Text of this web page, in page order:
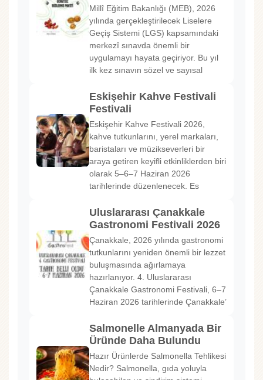
Millî Eğitim Bakanlığı (MEB), 2026
yılında gerçekleştirilecek Liselere
Geçiş Sistemi (LGS) kapsamındaki
merkezî sınavda önemli bir
uygulamayı hayata geçiriyor. Bu yıl
ilk kez sınavın sözel ve sayısal
Eskişehir Kahve Festivali
Festivali
Eskişehir Kahve Festivali 2026,
kahve tutkunlarını, yerel markaları,
baristaları ve müzikseverleri bir
araya getiren keyifli etkinliklerden biri
olarak 5–6–7 Haziran 2026
tarihlerinde düzenlenecek. Es
Uluslararası Çanakkale
Gastronomi Festivali 2026
Çanakkale, 2026 yılında gastronomi
tutkunlarını yeniden önemli bir lezzet
buluşmasında ağırlamaya
hazırlanıyor. 4. Uluslararası
Çanakkale Gastronomi Festivali, 6–7
Haziran 2026 tarihlerinde Çanakkale’
Salmonelle Almanyada Bir
Üründe Daha Bulundu
Hazır Ürünlerde Salmonella Tehlikesi
Nedir? Salmonella, gıda yoluyla